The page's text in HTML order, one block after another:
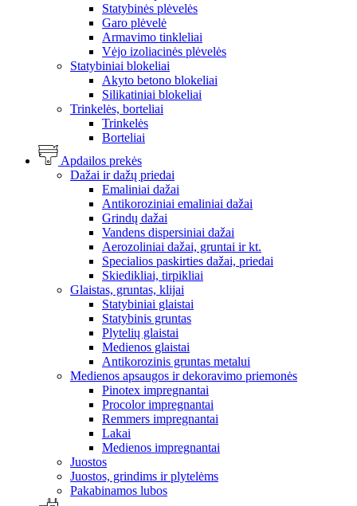
Statybinės plėvelės
Garo plėvelė
Armavimo tinkleliai
Vėjo izoliacinės plėvelės
Statybiniai blokeliai
Akyto betono blokeliai
Silikatiniai blokeliai
Trinkelės, borteliai
Trinkelės
Borteliai
Apdailos prekės
Dažai ir dažų priedai
Emaliniai dažai
Antikoroziniai emaliniai dažai
Grindų dažai
Vandens dispersiniai dažai
Aerozoliniai dažai, gruntai ir kt.
Specialios paskirties dažai, priedai
Skiedikliai, tirpikliai
Glaistas, gruntas, klijai
Statybiniai glaistai
Statybinis gruntas
Plytelių glaistai
Medienos glaistai
Antikorozinis gruntas metalui
Medienos apsaugos ir dekoravimo priemonės
Pinotex impregnantai
Procolor impregnantai
Remmers impregnantai
Lakai
Medienos impregnantai
Juostos
Juostos, grindims ir plytelėms
Pakabinamos lubos